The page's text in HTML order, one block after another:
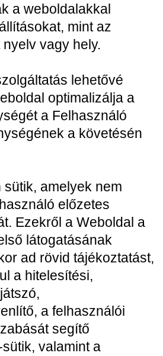
a weboldalakkal
mint az
vagy hely.
lehetővé
optimalizálja a
a Felhasználó
a követésén
sütik, amelyek nem
előzetes
Ezekről a Weboldal a
látogatásának
ad rövid tájékoztatást,
a hitelesítési,
a felhasználói
segítő
valamint a